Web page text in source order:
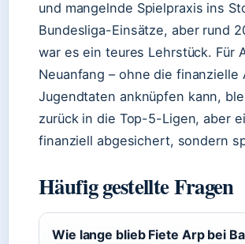
und mangelnde Spielpraxis ins
Bundesliga-Einsätze, aber rund
war es ein teures Lehrstück. Für
Neuanfang – ohne die
Jugendtaten anknüpfen kann,
zurück in die Top-5-Ligen, aber
finanziell abgesichert, sondern
Häufig gestellte Fragen
Wie lange blieb Fiete Arp bei